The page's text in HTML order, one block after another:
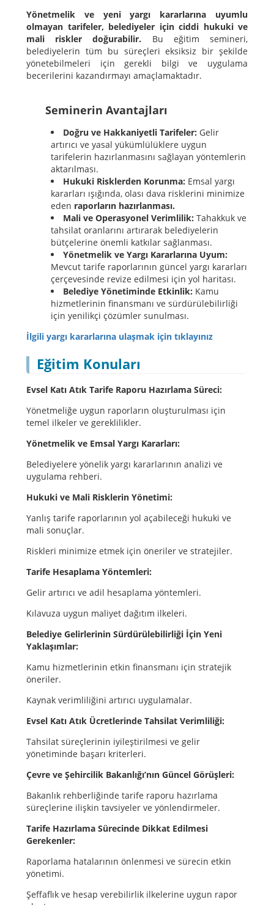
Yönetmelik ve yeni yargı kararlarına uyumlu
olmayan tarifeler, belediyeler için ciddi hukuki ve
mali riskler doğurabilir. Bu eğitim semineri,
belediyelerin tüm bu süreçleri eksiksiz bir şekilde
yönetebilmeleri için gerekli bilgi ve uygulama
becerilerini kazandırmayı amaçlamaktadır.
Seminerin Avantajları
Doğru ve Hakkaniyetli Tarifeler: Gelir
artırıcı ve yasal yükümlülüklere uygun
tarifelerin hazırlanmasını sağlayan yöntemlerin
aktarılması.
Hukuki Risklerden Korunma: Emsal yargı
kararları ışığında, olası dava risklerini minimize
eden raporların hazırlanması.
Mali ve Operasyonel Verimlilik: Tahakkuk ve
tahsilat oranlarını artırarak belediyelerin
bütçelerine önemli katkılar sağlanması.
Yönetmelik ve Yargı Kararlarına Uyum:
Mevcut tarife raporlarının güncel yargı kararları
çerçevesinde revize edilmesi için yol haritası.
Belediye Yönetiminde Etkinlik: Kamu
hizmetlerinin finansmanı ve sürdürülebilirliği
için yenilikçi çözümler sunulması.
İlgili yargı kararlarına ulaşmak için tıklayınız
Eğitim Konuları
Evsel Katı Atık Tarife Raporu Hazırlama Süreci:
Yönetmeliğe uygun raporların oluşturulması için
temel ilkeler ve gereklilikler.
Yönetmelik ve Emsal Yargı Kararları:
Belediyelere yönelik yargı kararlarının analizi ve
uygulama rehberi.
Hukuki ve Mali Risklerin Yönetimi:
Yanlış tarife raporlarının yol açabileceği hukuki ve
mali sonuçlar.
Riskleri minimize etmek için öneriler ve stratejiler.
Tarife Hesaplama Yöntemleri:
Gelir artırıcı ve adil hesaplama yöntemleri.
Kılavuza uygun maliyet dağıtım ilkeleri.
Belediye Gelirlerinin Sürdürülebilirliği İçin Yeni
Yaklaşımlar:
Kamu hizmetlerinin etkin finansmanı için stratejik
öneriler.
Kaynak verimliliğini artırıcı uygulamalar.
Evsel Katı Atık Ücretlerinde Tahsilat Verimliliği:
Tahsilat süreçlerinin iyileştirilmesi ve gelir
yönetiminde başarı kriterleri.
Çevre ve Şehircilik Bakanlığı’nın Güncel Görüşleri:
Bakanlık rehberliğinde tarife raporu hazırlama
süreçlerine ilişkin tavsiyeler ve yönlendirmeler.
Tarife Hazırlama Sürecinde Dikkat Edilmesi
Gerekenler:
Raporlama hatalarının önlenmesi ve sürecin etkin
yönetimi.
Şeffaflık ve hesap verebilirlik ilkelerine uygun rapor